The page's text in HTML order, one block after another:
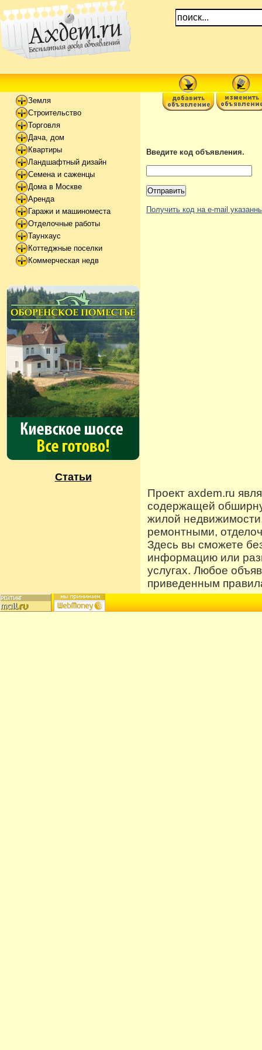
Земля
Строительство
Торговля
Дача, дом
Квартиры
Ландшафтный дизайн
Семена и саженцы
Дома в Москве
Аренда
Гаражи и машиноместа
Отделочные работы
Таунхаус
Коттеджные поселки
Коммерческая недв
Статьи
Введите код объявления.
Получить код на e-mail
Проект axdem.ru
содержащей
жилой
ремонтными,
Здесь вы сможете
информацию или
услугах. Любое
приведенным